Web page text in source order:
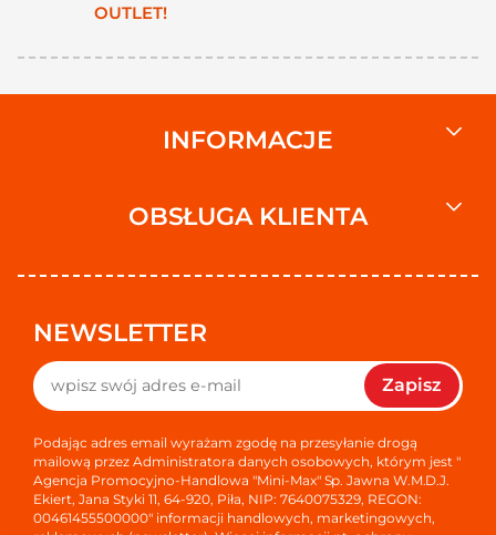
OUTLET!
INFORMACJE
OBSŁUGA KLIENTA
NEWSLETTER
Zapisz
Podając adres email wyrażam zgodę na przesyłanie drogą
mailową przez Administratora danych osobowych, którym jest "
Agencja Promocyjno-Handlowa "Mini-Max" Sp. Jawna W.M.D.J.
Ekiert, Jana Styki 11, 64-920, Piła, NIP: 7640075329, REGON:
00461455500000" informacji handlowych, marketingowych,